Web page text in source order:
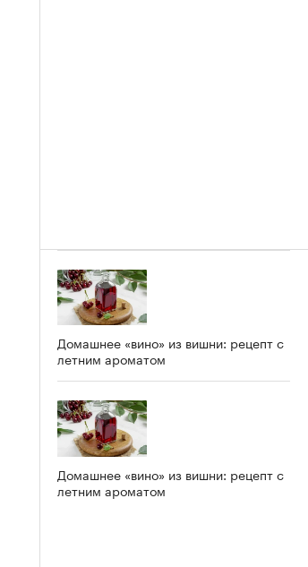
Домашнее «вино» из вишни: рецепт с
летним ароматом
Домашнее «вино» из вишни: рецепт с
летним ароматом